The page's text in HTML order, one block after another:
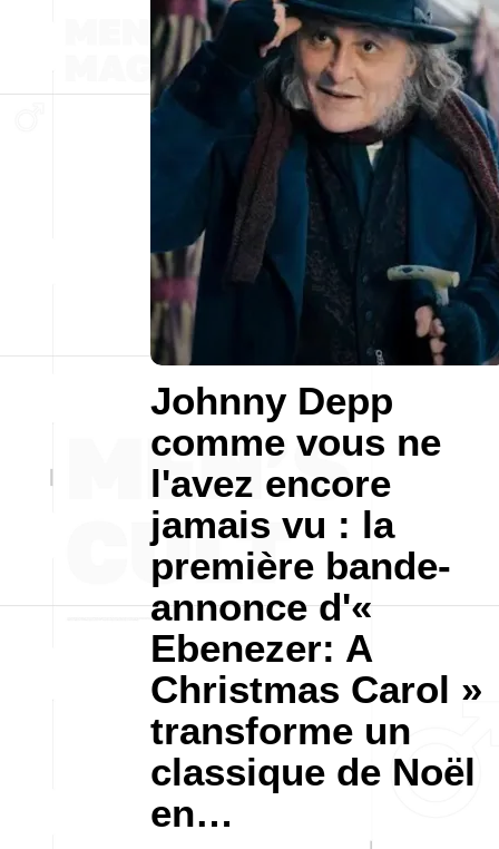
Johnny Depp
comme vous ne
l'avez encore
jamais vu : la
première bande-
annonce d'«
Ebenezer: A
Christmas Carol »
transforme un
classique de Noël
en…